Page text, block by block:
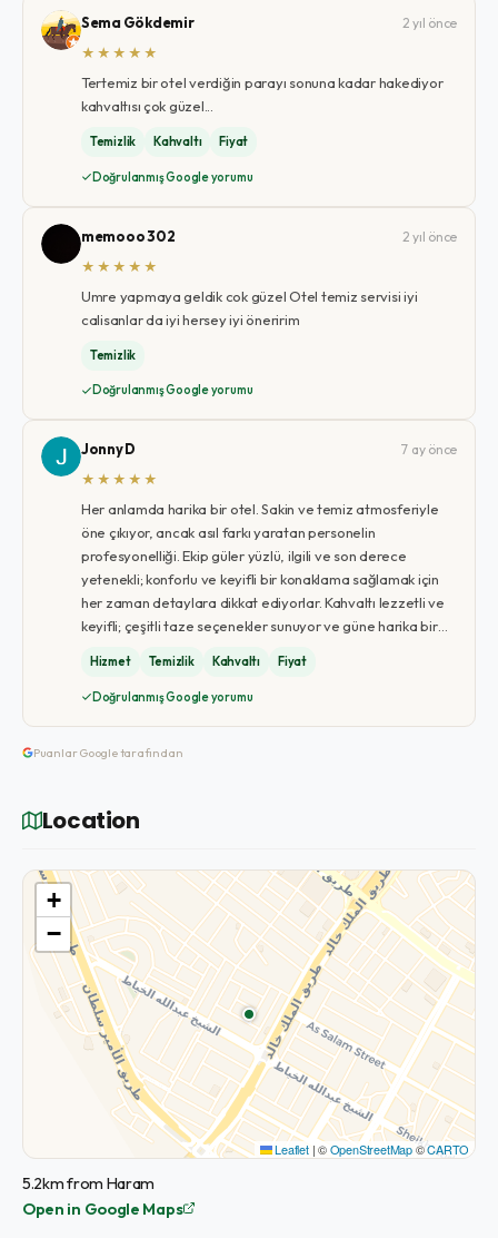
Sema Gökdemir
2 yıl önce
★★★★★
Tertemiz bir otel verdiğin parayı sonuna kadar hakediyor
kahvaltısı çok güzel...
Temizlik Kahvaltı Fiyat
Doğrulanmış Google yorumu
memooo 302
2 yıl önce
★★★★★
Umre yapmaya geldik cok güzel Otel temiz servisi iyi
calisanlar da iyi hersey iyi öneririm
Temizlik
Doğrulanmış Google yorumu
Jonny D
7 ay önce
★★★★★
Her anlamda harika bir otel. Sakin ve temiz atmosferiyle
öne çıkıyor, ancak asıl farkı yaratan personelin
profesyonelliği. Ekip güler yüzlü, ilgili ve son derece
yetenekli; konforlu ve keyifli bir konaklama sağlamak için
her zaman detaylara dikkat ediyorlar. Kahvaltı lezzetli ve
keyifli; çeşitli taze seçenekler sunuyor ve güne harika bir…
Hizmet Temizlik Kahvaltı Fiyat
Doğrulanmış Google yorumu
Puanlar Google tarafından
Location
+
−
Leaflet |©OpenStreetMap©CARTO
5.2km from Haram
Open in Google Maps